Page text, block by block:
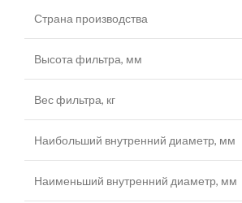
Страна производства
Высота фильтра, мм
Вес фильтра, кг
Наибольший внутренний диаметр, мм
Наименьший внутренний диаметр, мм